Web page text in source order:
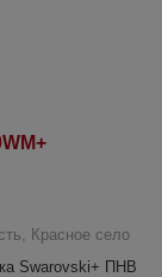
Красное село
Swarovski+ ПНВ